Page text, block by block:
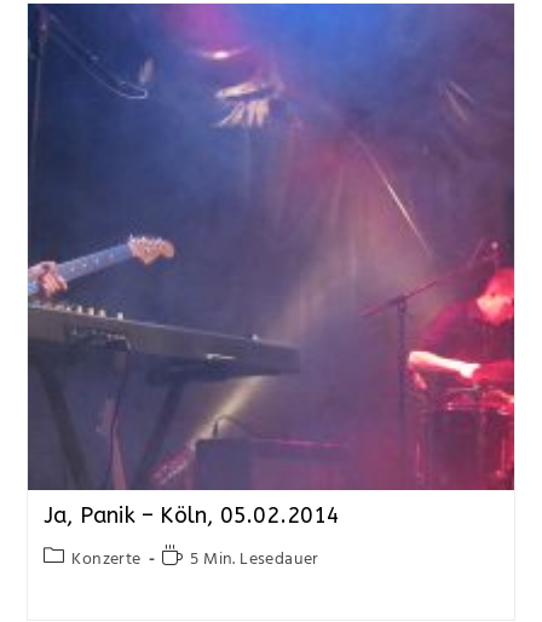
Ja, Panik – Köln, 05.02.2014
Konzerte 5 Min. Lesedauer